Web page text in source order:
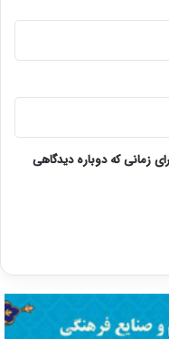
زمانی که دوباره دیدگاهی